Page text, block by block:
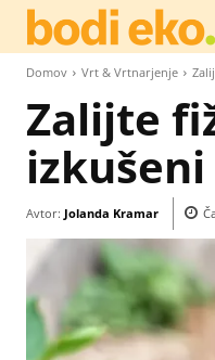
Domov Vrt & Vrtnarjenje
Zalijte
Avtor: Jolanda Kramar